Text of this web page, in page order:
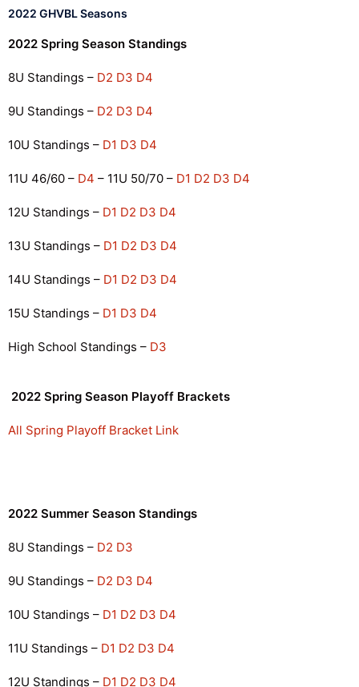
2022 GHVBL Seasons
2022 Spring Season Standings
8U Standings – D2 D3 D4
9U Standings – D2 D3 D4
10U Standings – D1 D3 D4
11U 46/60 – D4 – 11U 50/70 – D1 D2 D3 D4
12U Standings – D1 D2 D3 D4
13U Standings – D1 D2 D3 D4
14U Standings – D1 D2 D3 D4
15U Standings – D1 D3 D4
High School Standings – D3
2022 Spring Season Playoff Brackets
All Spring Playoff Bracket Link
2022 Summer Season Standings
8U Standings – D2 D3
9U Standings – D2 D3 D4
10U Standings – D1 D2 D3 D4
11U Standings – D1 D2 D3 D4
12U Standings – D1 D2 D3 D4